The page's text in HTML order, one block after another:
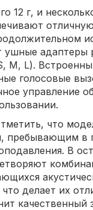
12 г, и
ушные адаптеры
M, L).
голосовые
управление
что
пребывающим в
В
что делает их
качественный